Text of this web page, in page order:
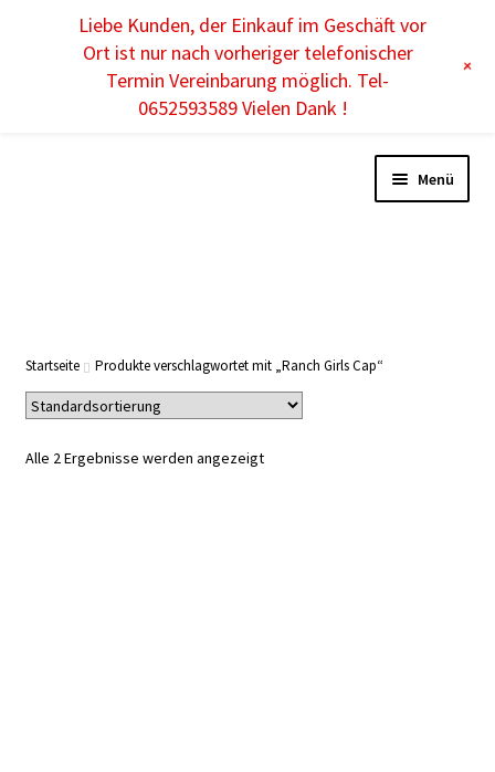
Menü
KINDER
ACCESSOIRES
Startseite Produkte verschlagwortet mit „Ranch Girls Cap“
Alle 2 Ergebnisse werden angezeigt
Liebe Kunden, der Einkauf im Geschäft vor
Ort ist nur nach vorheriger telefonischer
Termin Vereinbarung möglich. Tel-
0652593589 Vielen Dank !
+
DE